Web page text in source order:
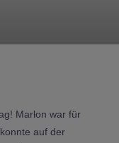
Marlon war für
auf der